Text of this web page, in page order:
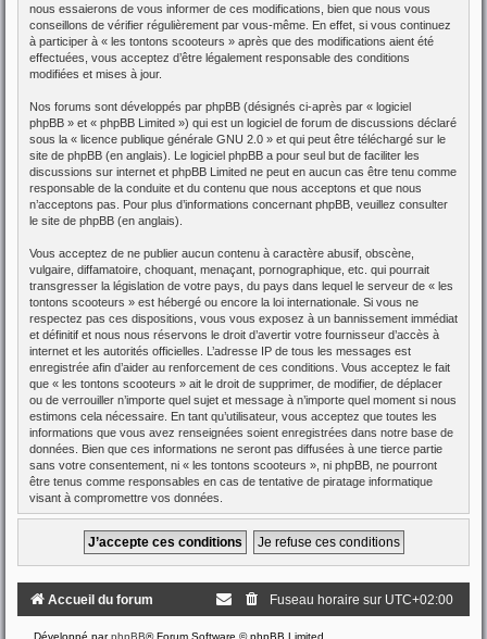
nous essaierons de vous informer de ces modifications, bien que nous vous
conseillons de vérifier régulièrement par vous-même. En effet, si vous continuez
à participer à « les tontons scooteurs » après que des modifications aient été
effectuées, vous acceptez d’être légalement responsable des conditions
modifiées et mises à jour.
Nos forums sont développés par phpBB (désignés ci-après par « logiciel
phpBB » et « phpBB Limited ») qui est un logiciel de forum de discussions déclaré
sous la « licence publique générale GNU 2.0 » et qui peut être téléchargé sur le
site de phpBB (en anglais). Le logiciel phpBB a pour seul but de faciliter les
discussions sur internet et phpBB Limited ne peut en aucun cas être tenu comme
responsable de la conduite et du contenu que nous acceptons et que nous
n’acceptons pas. Pour plus d’informations concernant phpBB, veuillez consulter
le site de phpBB (en anglais).
Vous acceptez de ne publier aucun contenu à caractère abusif, obscène,
vulgaire, diffamatoire, choquant, menaçant, pornographique, etc. qui pourrait
transgresser la législation de votre pays, du pays dans lequel le serveur de « les
tontons scooteurs » est hébergé ou encore la loi internationale. Si vous ne
respectez pas ces dispositions, vous vous exposez à un bannissement immédiat
et définitif et nous nous réservons le droit d’avertir votre fournisseur d’accès à
internet et les autorités officielles. L’adresse IP de tous les messages est
enregistrée afin d’aider au renforcement de ces conditions. Vous acceptez le fait
que « les tontons scooteurs » ait le droit de supprimer, de modifier, de déplacer
ou de verrouiller n’importe quel sujet et message à n’importe quel moment si nous
estimons cela nécessaire. En tant qu’utilisateur, vous acceptez que toutes les
informations que vous avez renseignées soient enregistrées dans notre base de
données. Bien que ces informations ne seront pas diffusées à une tierce partie
sans votre consentement, ni « les tontons scooteurs », ni phpBB, ne pourront
être tenus comme responsables en cas de tentative de piratage informatique
visant à compromettre vos données.
Accueil du forum Fuseau horaire sur UTC+02:00
Développé parphpBB® Forum Software © phpBB Limited